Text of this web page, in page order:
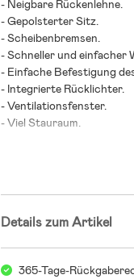
- Neigbare Rückenlehne.
- Gepolsterter Sitz.
- Scheibenbremsen.
- Schneller und einfacher
- Einfache Befestigung
- Integrierte Rücklichter.
- Ventilationsfenster.
- Viel Stauraum.
- Kann einfach
- Der Anhänger hat
Details zum Artikel
365-Tage-